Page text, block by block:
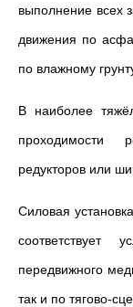
выполнение всех
движения по
по влажному
В наиболее
проходимости
редукторов или
Силовая
соответствует
передвижного
так и по тягово-